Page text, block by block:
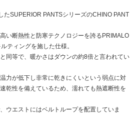
たSUPERIOR PANTSシリーズのCHINO PANT
い断熱性と防寒テクノロジーを誇るPRIMALO
ティングを施した仕様。
同等で、暖かさはダウンの約8倍と言われてい
力が低下し非常に乾きにくいという弱点に対
乾性を備えているため、濡れても熱遮断性を
ウエストにはベルトループを配置していま